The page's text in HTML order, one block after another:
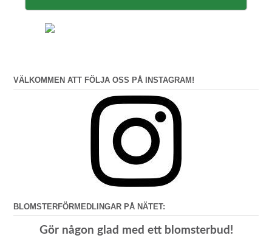
VÄLKOMMEN ATT FÖLJA OSS PÅ INSTAGRAM!
BLOMSTERFÖRMEDLINGAR PÅ NÄTET:
Gör någon glad med ett blomsterbud!